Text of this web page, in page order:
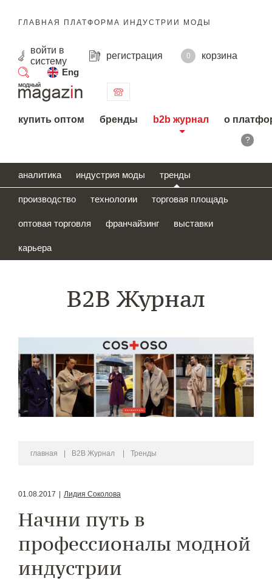
ГЛАВНАЯ ПЛАТФОРМА ИНДУСТРИИ МОДЫ
войти в
систему
регистрация 0
корзина
Eng
поиск
купить оптом бренды b2b журнал о
?
аналитика индустрия моды тренды
производство технологии торговая площадь
оптовая торговля франчайзинг выставки
карьера
B2B Журнал
главная B2B Журнал Тренды
01.08.2017 Лидия Соколова
Начни путь в
профессионалы модной
индустрии